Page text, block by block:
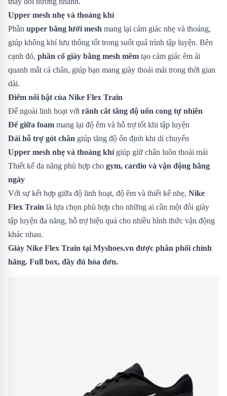
Upper mesh nhẹ và thoáng khí
Phần upper bằng lưới mesh mang lại cảm giác nhẹ và thoáng,
giúp không khí lưu thông tốt trong suốt quá trình tập luyện. Bên
cạnh đó, phần cổ giày bằng mesh mềm tạo cảm giác êm ái
quanh mắt cá chân, giúp bạn mang giày thoải mái trong thời gian
dài.
Điểm nổi bật của Nike Flex Train
Đế ngoài linh hoạt với rãnh cắt tăng độ uốn cong tự nhiên
Đế giữa foam mang lại độ êm và hỗ trợ tốt khi tập luyện
Dải hỗ trợ gót chân giúp tăng độ ổn định khi di chuyển
Upper mesh nhẹ và thoáng khígiúp giữ chân luôn thoải mái
Thiết kế đa năng phù hợp cho gym, cardio và vận động hằng
ngày
Với sự kết hợp giữa độ linh hoạt, độ êm và thiết kế nhẹ, Nike
Flex Train là lựa chọn phù hợp cho những ai cần một đôi giày
tập luyện đa năng, hỗ trợ hiệu quả cho nhiều hình thức vận động
khác nhau.
Giày Nike Flex Train tại Myshoes.vn được phân phối chính
hãng. Full box, đầy đủ hóa đơn.